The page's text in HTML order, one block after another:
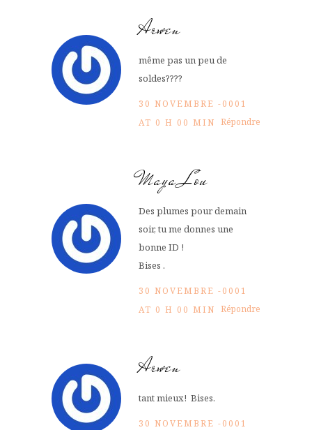
Arwen
même pas un peu de
soldes????
30 NOVEMBRE -0001
AT 0 H 00 MIN Répondre
Maya Lou
Des plumes pour demain
soir, tu me donnes une
bonne ID !
Bises .
30 NOVEMBRE -0001
AT 0 H 00 MIN Répondre
Arwen
tant mieux! Bises.
30 NOVEMBRE -0001